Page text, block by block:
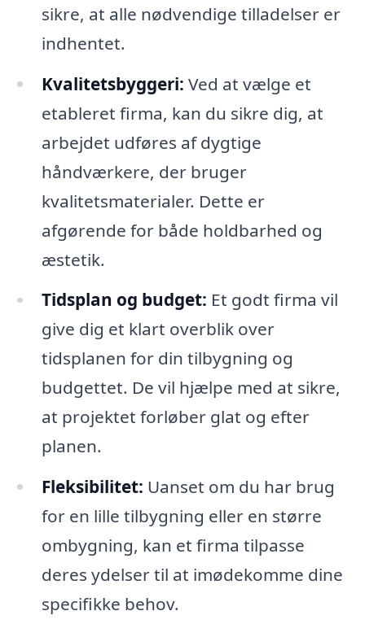
sikre, at alle nødvendige tilladelser er
indhentet.
Kvalitetsbyggeri: Ved at vælge et
etableret firma, kan du sikre dig, at
arbejdet udføres af dygtige
håndværkere, der bruger
kvalitetsmaterialer. Dette er
afgørende for både holdbarhed og
æstetik.
Tidsplan og budget: Et godt firma vil
give dig et klart overblik over
tidsplanen for din tilbygning og
budgettet. De vil hjælpe med at sikre,
at projektet forløber glat og efter
planen.
Fleksibilitet: Uanset om du har brug
for en lille tilbygning eller en større
ombygning, kan et firma tilpasse
deres ydelser til at imødekomme dine
specifikke behov.